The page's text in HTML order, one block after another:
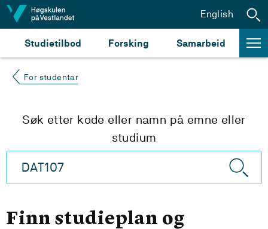
Hopp til innhald
Studietilbod Forsking Samarbeid
English
For studentar
Søk etter kode eller namn på emne eller
studium
Finn studieplan og